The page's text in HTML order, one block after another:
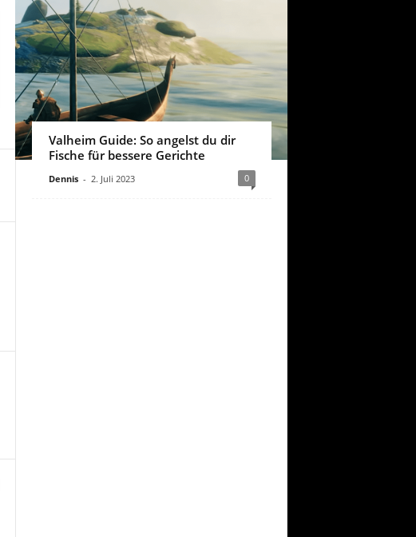
Valheim Guide: So angelst du dir
Fische für bessere Gerichte
Dennis - 2. Juli 2023 0